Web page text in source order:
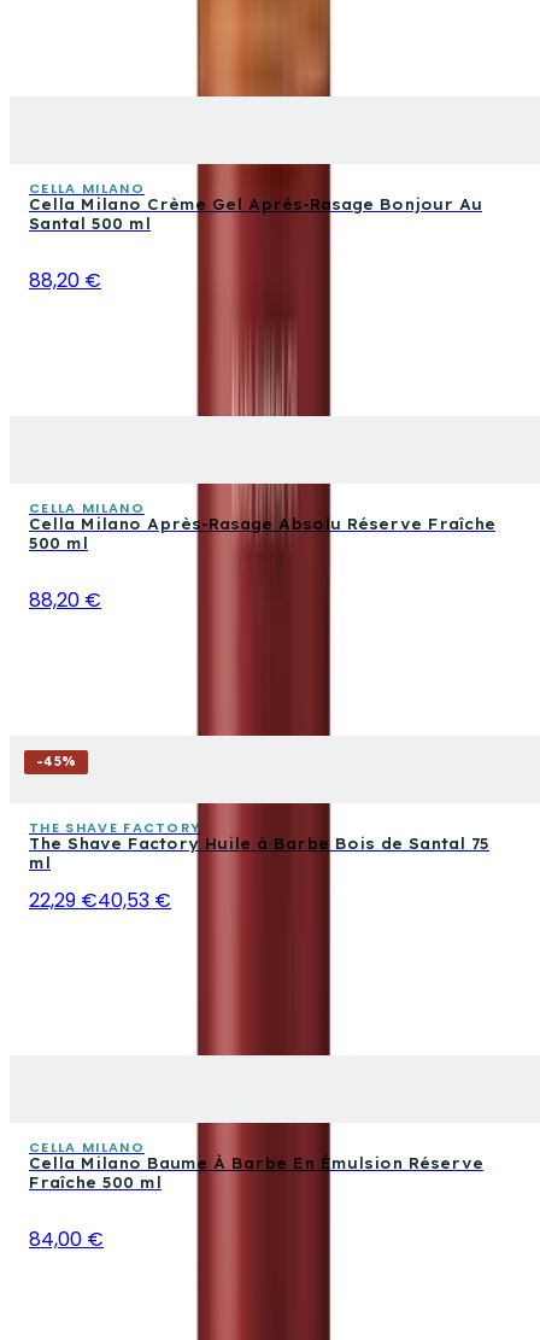
CELLA MILANO
Cella Milano Crème Gel Après-Rasage Bonjour Au
Santal 500 ml
88,20 €
CELLA MILANO
Cella Milano Après-Rasage Absolu Réserve Fraîche
500 ml
88,20 €
-45%
THE SHAVE FACTORY
The Shave Factory Huile à Barbe Bois de Santal 75
ml
22,29 €40,53 €
CELLA MILANO
Cella Milano Baume À Barbe En Émulsion Réserve
Fraîche 500 ml
84,00 €